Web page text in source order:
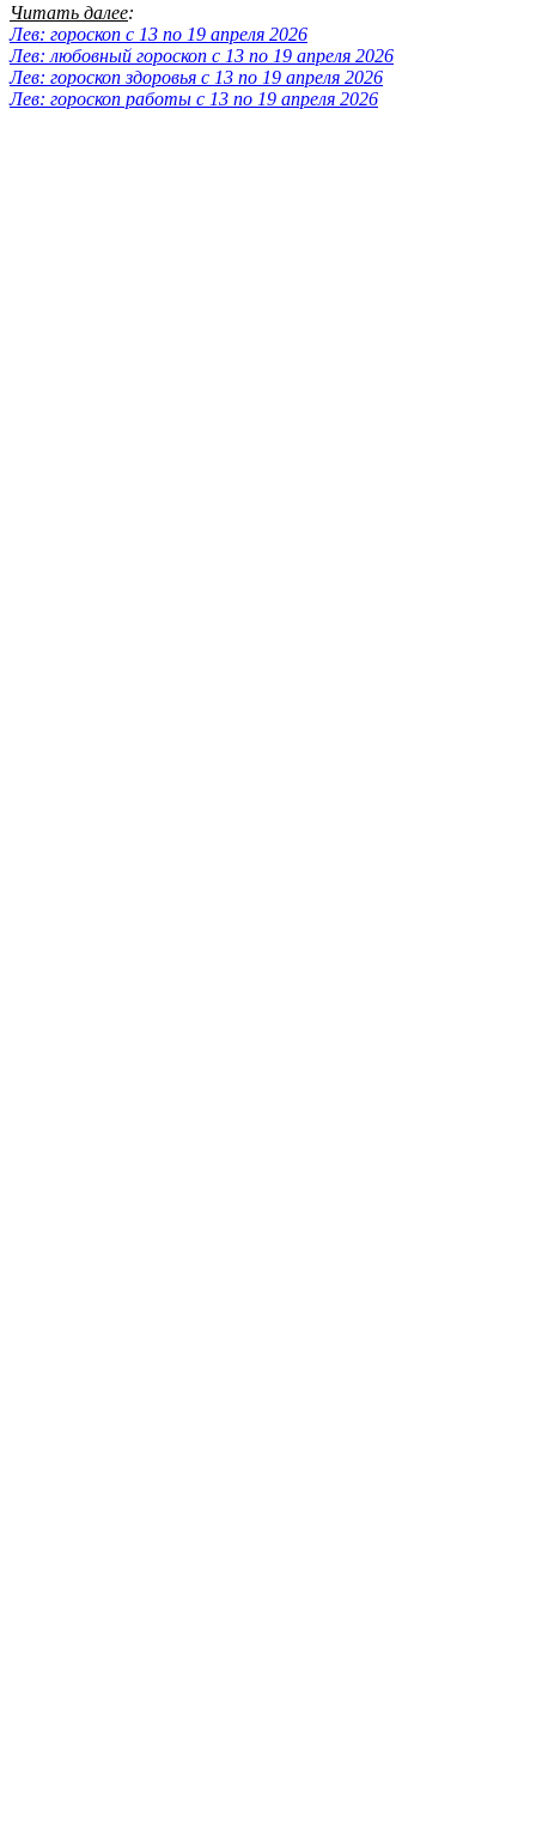
Читать далее:
Лев: гороскоп с 13 по 19 апреля 2026
Лев: любовный гороскоп с 13 по 19 апреля 2026
Лев: гороскоп здоровья с 13 по 19 апреля 2026
Лев: гороскоп работы с 13 по 19 апреля 2026